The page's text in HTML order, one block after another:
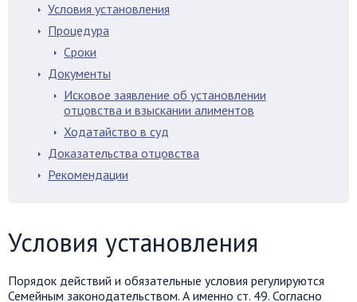
Условия установления
Процедура
Сроки
Документы
Исковое заявление об установлении
отцовства и взыскании алиментов
Ходатайство в суд
Доказательства отцовства
Рекомендации
Условия установления
Порядок действий и обязательные условия регулируются
Семейным законодательством. А именно ст. 49. Согласно